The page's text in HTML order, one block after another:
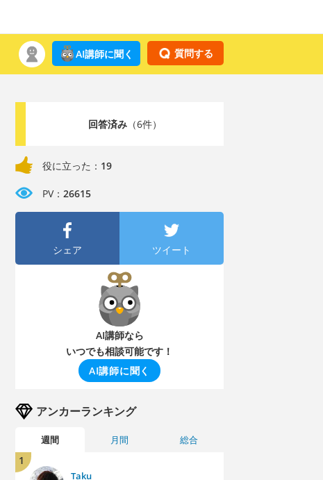
質問する
AI講師に聞く
回答済み（6件）
役に立った： 19
PV： 26615
シェア ツイート
AI講師なら
いつでも相談可能です！
AI講師に聞く
アンカーランキング
週間 月間 総合
1
Taku